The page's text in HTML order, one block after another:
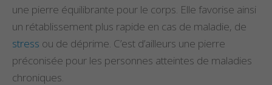
une pierre équilibrante pour le corps. Elle favorise ainsi
un rétablissement plus rapide en cas de maladie, de
stress ou de déprime. C’est d’ailleurs une pierre
préconisée pour les personnes atteintes de maladies
chroniques.